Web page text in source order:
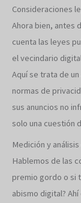
Consideraciones
Ahora bien, antes
cuenta las leyes
el vecindario
Aquí se trata de
normas de
sus anuncios no
solo una cuestión
Medición y
Hablemos de las
premio gordo o si
abismo digital?